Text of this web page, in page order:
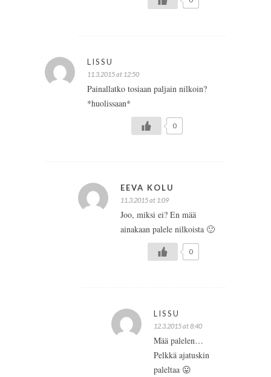
LISSU
11.3.2015 at 12:50
Painallatko tosiaan paljain nilkoin?
*huolissaan*
0
EEVA KOLU
11.3.2015 at 1:09
Joo, miksi ei? En mää
ainakaan palele nilkoista 🙂
0
LISSU
12.3.2015 at 8:40
Mää palelen…
Pelkkä ajatuskin
paleltaa 😛